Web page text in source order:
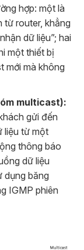
hợp: một là
từ router, khẳng
dữ liệu”; hai
một thiết bị
mới mà không
multicast):
gửi đến
liệu từ một
thông báo
dữ liệu
dụng băng
IGMP phiên